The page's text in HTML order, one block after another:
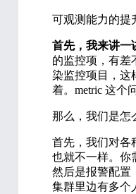
可观测能力的提
首先，我来讲一
的监控项，有差
染监控项目，这
着。metric 这个
那么，我们是怎
首先，我们对各
也就不一样。你
然后是报警配置
集群里边有多个